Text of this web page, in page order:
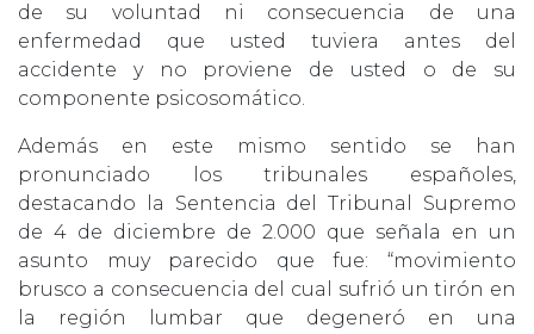
de su voluntad ni consecuencia de una
enfermedad que usted tuviera antes del
accidente y no proviene de usted o de su
componente psicosomático.
Además en este mismo sentido se han
pronunciado los tribunales españoles,
destacando la Sentencia del Tribunal Supremo
de 4 de diciembre de 2.000 que señala en un
asunto muy parecido que fue: “movimiento
brusco a consecuencia del cual sufrió un tirón en
la región lumbar que degeneró en una